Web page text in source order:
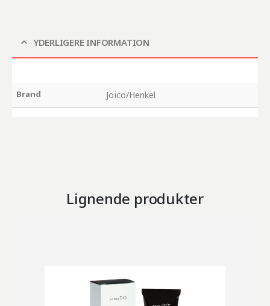
YDERLIGERE INFORMATION
Brand Joico/Henkel
Lignende produkter